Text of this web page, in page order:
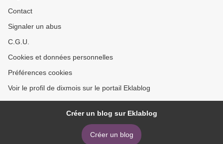
Contact
Signaler un abus
C.G.U.
Cookies et données personnelles
Préférences cookies
Voir le profil de dixmois sur le portail Eklablog
Créer un blog sur Eklablog
Créer un blog